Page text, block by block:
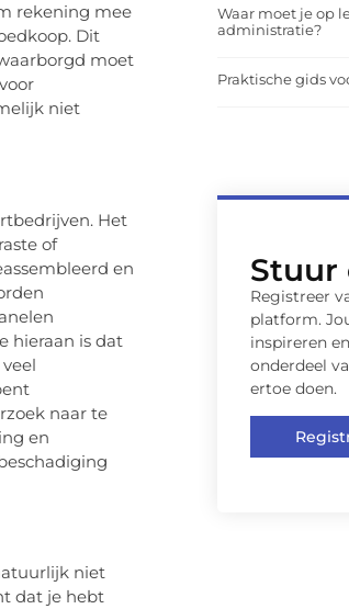
rekening mee
Dit
moet
niet
Het
of
en
hieraan is dat
naar te
en
niet
dat je hebt
Waar moet je op
administratie?
Praktische gids
Stuur
Registreer
platform.
inspireren
onderdeel
ertoe doen.